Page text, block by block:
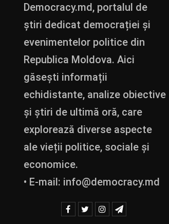
Democracy.md, portalul de
știri dedicat democrației și
evenimentelor politice din
Republica Moldova. Aici
găsești informații
echidistante, analize obiective
și știri de ultimă oră, care
explorează diverse aspecte
ale vieții politice, sociale și
economice.
• E-mail: info@democracy.md